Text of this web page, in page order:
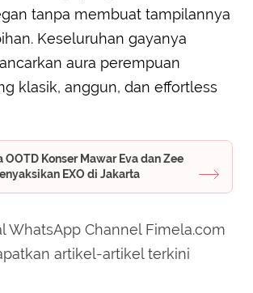
tanpa membuat tampilannya
Keseluruhan gayanya
aura perempuan
klasik, anggun, dan effortless
OOTD Konser Mawar Eva dan Zee
EXO di Jakarta
WhatsApp Channel Fimela.com
artikel-artikel terkini